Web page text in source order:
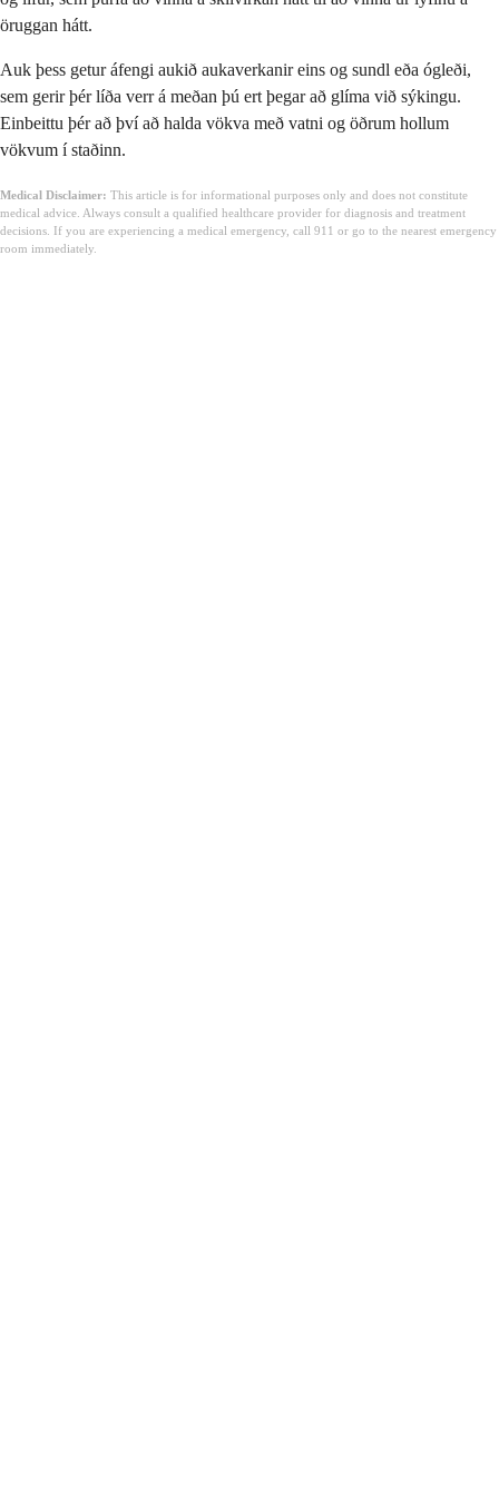
öruggan hátt.
Auk þess getur áfengi aukið aukaverkanir eins og sundl eða ógleði,
sem gerir þér líða verr á meðan þú ert þegar að glíma við sýkingu.
Einbeittu þér að því að halda vökva með vatni og öðrum hollum
vökvum í staðinn.
Medical Disclaimer: This article is for informational purposes only and does not constitute
medical advice. Always consult a qualified healthcare provider for diagnosis and treatment
decisions. If you are experiencing a medical emergency, call 911 or go to the nearest emergency
room immediately.